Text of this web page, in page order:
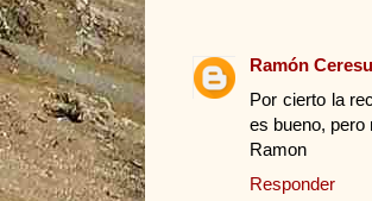
Ramón
Por cierto la
es bueno, pero
Ramon
Responder